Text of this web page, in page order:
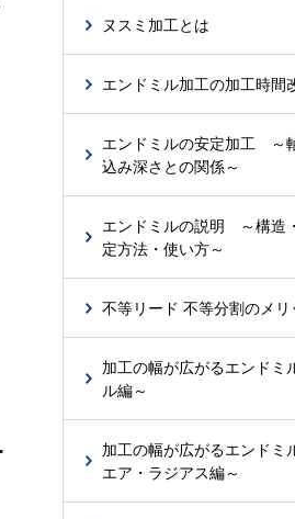
ヌスミ加工とは
エンドミル加工の加工時間
エンドミルの安定加工 ～
込み深さとの関係～
エンドミルの説明 ～構造
定方法・使い方～
不等リード 不等分割のメリ
加工の幅が広がるエンド
ル編～
加工の幅が広がるエンド
エア・ラジアス編～